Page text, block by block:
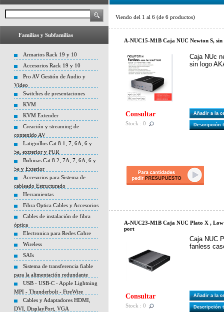
Familias y Subfamilias
Armarios Rack 19 y 10
Accesorios Rack 19 y 10
Pro AV Gestión de Audio y
Vídeo
Switches de presentaciones
KVM
KVM Extender
Creación y streaming de
contenido AV
Latiguillos Cat 8.1, 7, 6A, 6 y
5e, extrerior y PUR
Bobinas Cat 8.2, 7A, 7, 6A, 6 y
5e y Exterior
Accesorios para Sistema de
cableado Estructurado
Herramientas
Fibra Optica Cables y Accesorios
Cables de instalación de fibra
óptica
Electronica para Redes Cobre
Wireless
SAIs
Sistema de transferencia fiable
para la alimentación redundante
USB - USB-C - Apple Lightning
MPI - Thunderbolt - FireWire
Cables y Adaptadores HDMI,
DVI, DisplayPort, VGA
Viendo del 1 al 6 (de 6 productos)
A-NUC15-M1B Caja NUC Newton S,
Caja NUc
sin logo
Consultar
Stock : 0
Añadir a la
Descripción
A-NUC23-M1B Caja NUC Plato X ,
port
Caja NUC
fanless
Consultar
Stock : 0
Añadir a la
Descripción